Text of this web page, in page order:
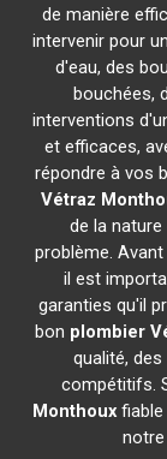
de manière
intervenir pour
d'eau, des
bouchées,
interventions
et efficaces,
répondre à vos
Vétraz
de la
problème.
il est
garanties qu'il
bon plombier
qualité,
compétitifs.
Monthouxfiable